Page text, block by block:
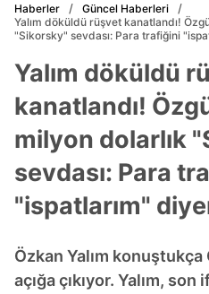
Haberler
Güncel Haberleri
Yalım döküldü rüşvet kanatlandı!
"Sikorsky" sevdası: Para trafiğini
Yalım döküldü
kanatlandı!
milyon dolarlık
sevdası: Para
"ispatlarım"
Özkan Yalım
açığa çıkıyor. Yalım,